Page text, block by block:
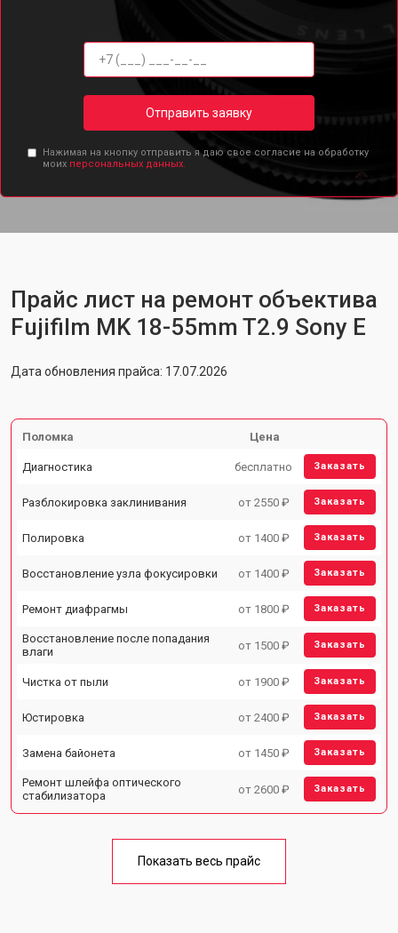
Отправить заявку
Нажимая на кнопку отправить я даю свое согласие на обработку
моих персональных данных.
Прайс лист на ремонт объектива
Fujifilm MK 18-55mm T2.9 Sony E
Дата обновления прайса: 17.07.2026
Поломка Цена
Диагностика бесплатно Заказать
Разблокировка заклинивания от 2550 ₽ Заказать
Полировка от 1400 ₽ Заказать
Восстановление узла фокусировки от 1400 ₽ Заказать
Ремонт диафрагмы от 1800 ₽ Заказать
Восстановление после попадания
влаги
от 1500 ₽ Заказать
Чистка от пыли от 1900 ₽ Заказать
Юстировка от 2400 ₽ Заказать
Замена байонета от 1450 ₽ Заказать
Ремонт шлейфа оптического
стабилизатора
от 2600 ₽ Заказать
Показать весь прайс